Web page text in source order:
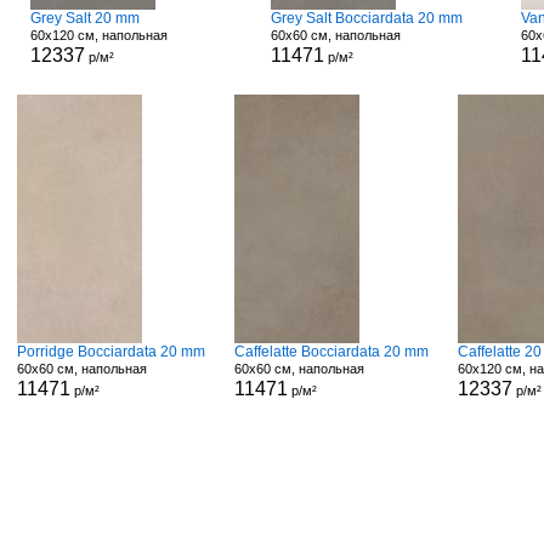
Grey Salt 20 mm
60x120 см, напольная
12337 р/м²
Grey Salt Bocciardata 20 mm
60x60 см, напольная
11471 р/м²
Porridge Bocciardata 20 mm
60x60 см, напольная
11471 р/м²
Caffelatte Bocciardata 20 mm
60x60 см, напольная
11471 р/м²
Caffelatte
60x120 см,
12337 р/м²